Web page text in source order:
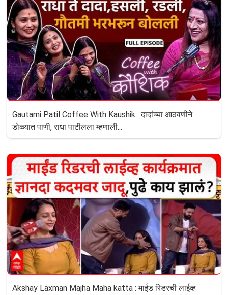
Gautami Patil Coffee With Kaushik : दादांच्या आठवणीने
डोळ्यात पाणी, राधा पाटीलला म्हणाली...
Akshay Laxman Majha Maha katta : माईंड रिडरची लाईव्ह